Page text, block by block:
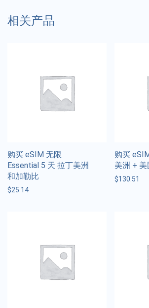
相关产品
购买 eSIM 无限
Essential 5 天 拉丁美洲
和加勒比
$25.14
购买
美洲 + 美
$130.51